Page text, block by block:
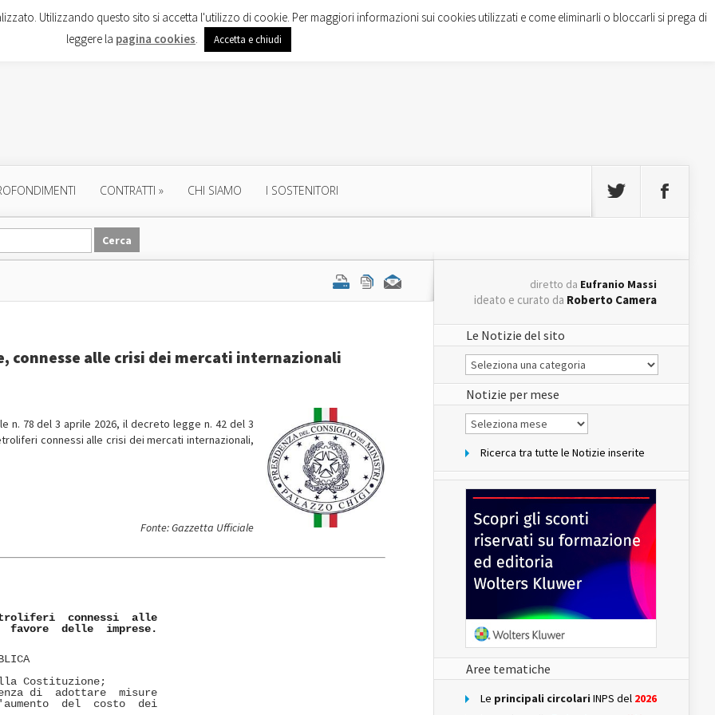
CONTRATTI » CHI SIAMO I SOSTENITORI
connesse alle crisi dei mercati internazionali
n. 78 del 3 aprile 2026, il decreto legge n. 42 del 3
connessi alle crisi dei mercati internazionali,
Fonte: Gazzetta Ufficiale
connessi  alle
delle  imprese.
diretto da Eufranio Massi
ideato e curato da Roberto Camera
Le Notizie del sito
Le
Notizie
del
sito
Notizie per mese
Notizie
per
Ricerca tra tutte le Notizie inserite
Aree tematiche
Le principali circolari INPS del 2026
Utilizzando questo sito si accetta l'utilizzo di cookie. Per maggiori informazioni sui cookies utilizzati e come eliminarli o bloccarli si prega di
leggere la pagina cookies. Accetta e chiudi